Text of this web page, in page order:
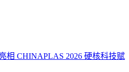
相 CHINAPLAS 2026 硬核科技赋